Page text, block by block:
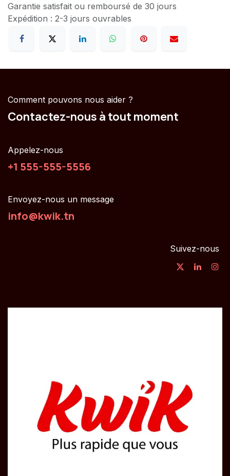
Garantie satisfait ou remboursé de 30 jours
Expédition : 2-3 jours ouvrables
Comment pouvons nous aider ?
Contactez-nous à tout moment
Appelez-nous
+1 555-555-5556
Envoyez-nous un message
info@kwik.tn
Suivez-nous